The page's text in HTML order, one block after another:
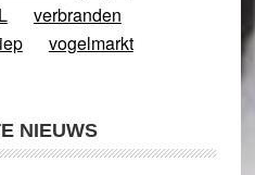
verbranden
vogelmarkt
NIEUWS